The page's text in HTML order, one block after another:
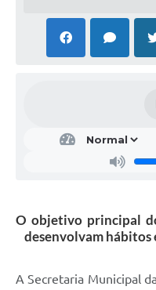
O objetivo principal
desenvolvam hábitos
A Secretaria Municipal